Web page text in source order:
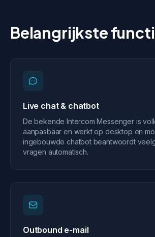
Belangrijkste
Live chat & chatbot
De bekende Intercom Messenger is
aanpasbaar en werkt op desktop en
ingebouwde chatbot beantwoordt
vragen automatisch.
Outbound e-mail